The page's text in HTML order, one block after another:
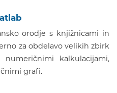
orodje s knjižnicami in
za obdelavo velikih zbirk
kalkulacijami,
grafi.